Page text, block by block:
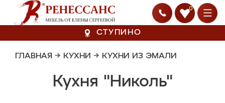
0
СТУПИНО
ГЛАВНАЯ → КУХНИ → КУХНИ ИЗ ЭМАЛИ
Кухня "Николь"